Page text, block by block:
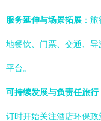
服务延伸与场景拓展 ：
地餐饮、门票、交通、
平台。
可持续发展与负责任旅行
订时开始关注酒店环保